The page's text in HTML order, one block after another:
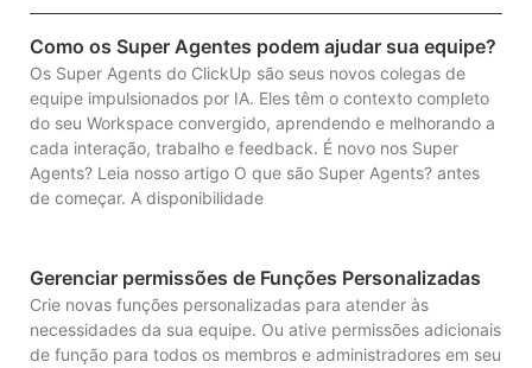
Como os Super Agentes podem ajudar sua equipe?
Os Super Agents do ClickUp são seus novos colegas de
equipe impulsionados por IA. Eles têm o contexto completo
do seu Workspace convergido, aprendendo e melhorando a
cada interação, trabalho e feedback. É novo nos Super
Agents? Leia nosso artigo O que são Super Agents? antes
de começar. A disponibilidade
Gerenciar permissões de Funções Personalizadas
Crie novas funções personalizadas para atender às
necessidades da sua equipe. Ou ative permissões adicionais
de função para todos os membros e administradores em seu